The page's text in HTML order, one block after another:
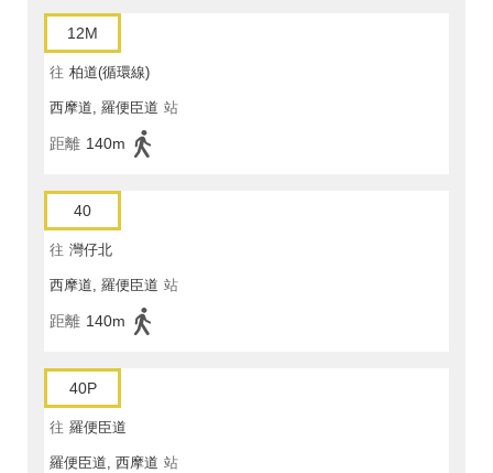
12M
往 柏道(循環線)
西摩道, 羅便臣道 站
距離 140m
40
往 灣仔北
西摩道, 羅便臣道 站
距離 140m
40P
往 羅便臣道
羅便臣道, 西摩道 站